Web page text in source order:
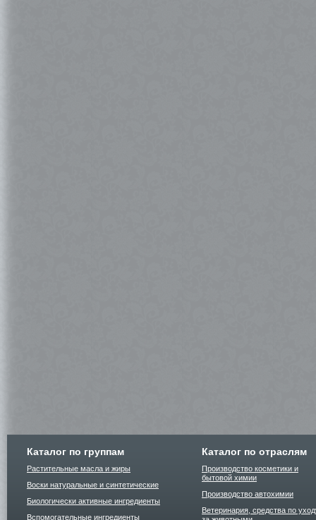
Каталог по группам
Растительные масла и жиры
Воски натуральные и синтетические
Биологически активные ингредиенты
Вспомогательные ингредиенты
Каталог по отраслям
Производство косметики и
бытовой химии
Производство автохимии
Ветеринария, средства по